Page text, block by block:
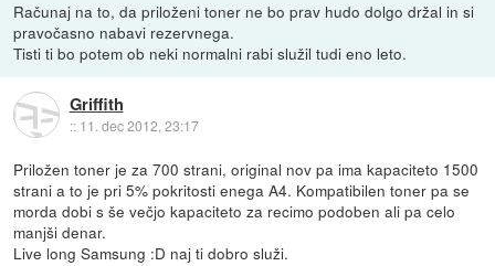
Računaj na to, da priloženi toner ne bo prav hudo dolgo držal in si
pravočasno nabavi rezervnega.
Tisti ti bo potem ob neki normalni rabi služil tudi eno leto.
Griffith
:: 11. dec 2012, 23:17
Priložen toner je za 700 strani, original nov pa ima kapaciteto 1500
strani a to je pri 5% pokritosti enega A4. Kompatibilen toner pa se
morda dobi s še večjo kapaciteto za recimo podoben ali pa celo
manjši denar.
Live long Samsung :D naj ti dobro služi.